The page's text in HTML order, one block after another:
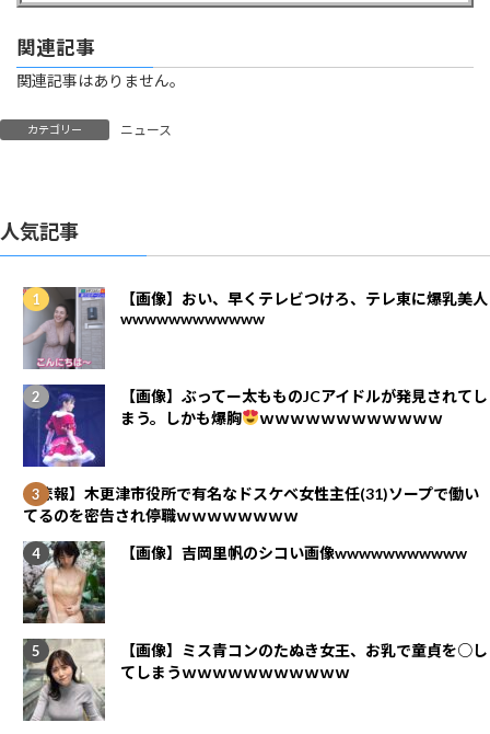
関連記事
関連記事はありません。
カテゴリー ニュース
人気記事
【画像】おい、早くテレビつけろ、テレ東に爆乳美人
wwwwwwwwwwww
【画像】ぶってー太もものJCアイドルが発見されてし
まう。しかも爆胸
ｗｗｗｗｗｗｗｗｗｗｗｗ
【悲報】木更津市役所で有名なドスケベ女性主任(31)ソープで働い
てるのを密告され停職ｗｗｗｗｗｗｗｗ
【画像】吉岡里帆のシコい画像wwwwwwwwwww
【画像】ミス青コンのたぬき女王、お乳で童貞を○し
てしまうｗｗｗｗｗｗｗｗｗｗｗ